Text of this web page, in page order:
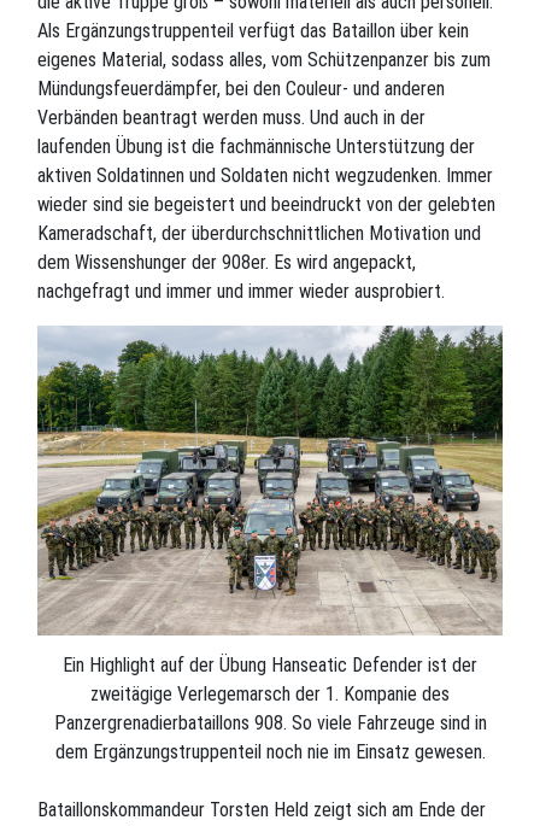
Als Ergänzungstruppenteil verfügt das Bataillon über kein
eigenes Material, sodass alles, vom Schützenpanzer bis zum
Mündungsfeuerdämpfer, bei den Couleur- und anderen
Verbänden beantragt werden muss. Und auch in der
laufenden Übung ist die fachmännische Unterstützung der
aktiven Soldatinnen und Soldaten nicht wegzudenken. Immer
wieder sind sie begeistert und beeindruckt von der gelebten
Kameradschaft, der überdurchschnittlichen Motivation und
dem Wissenshunger der 908er. Es wird angepackt,
nachgefragt und immer und immer wieder ausprobiert.
Ein Highlight auf der Übung Hanseatic Defender ist der
zweitägige Verlegemarsch der 1. Kompanie des
Panzergrenadierbataillons 908. So viele Fahrzeuge sind in
dem Ergänzungstruppenteil noch nie im Einsatz gewesen.
Bataillonskommandeur Torsten Held zeigt sich am Ende der